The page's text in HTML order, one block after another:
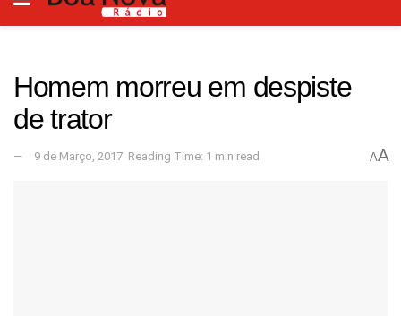
Homem morreu em despiste
de trator
9 de Março, 2017 Reading Time: 1 min read AA